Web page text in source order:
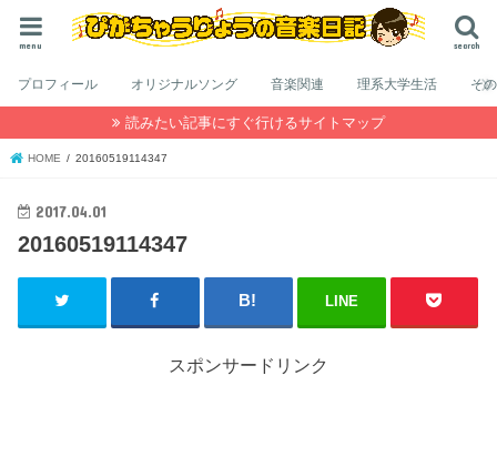
search
menu
プロフィール オリジナルソング 音楽関連 理系大学生活 そ
読みたい記事にすぐ行けるサイトマップ
HOME 20160519114347
2017.04.01
20160519114347
LINE
スポンサードリンク